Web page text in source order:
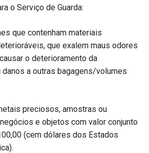
o Serviço de Guarda:
que contenham materiais
que exalem maus odores
o deterioramento da
danos a outras bagagens/volumes
preciosos, amostras ou
e objetos com valor conjunto
(cem dólares dos Estados